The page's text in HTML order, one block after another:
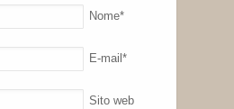
Nome*
E-mail *
Sito web